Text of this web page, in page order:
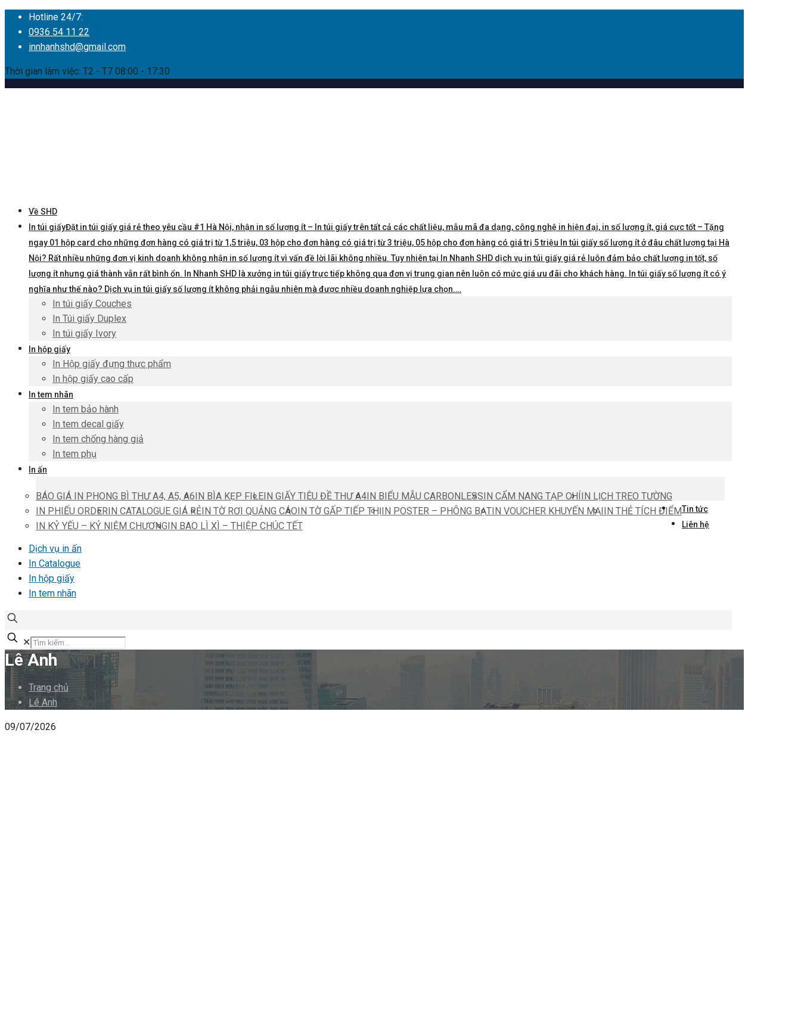
Hotline 24/7:
0936 54 11 22
innhanhshd@gmail.com
Thời gian làm việc: T2 - T7 08:00 - 17:30
Về SHD
In túi giấyĐặt in túi giấy giá rẻ theo yêu cầu #1 Hà Nội, nhận in số lượng ít – In túi giấy trên tất cả các chất liệu, mẫu mã đa dạng, công nghệ in hiện đại, in số lượng ít, giá cực tốt – Tặng
ngay 01 hộp card cho những đơn hàng có giá trị từ 1,5 triệu, 03 hộp cho đơn hàng có giá trị từ 3 triệu, 05 hộp cho đơn hàng có giá trị 5 triệu In túi giấy số lượng ít ở đâu chất lượng tại Hà
Nội? Rất nhiều những đơn vị kinh doanh không nhận in số lượng ít vì vấn đề lời lãi không nhiều. Tuy nhiên tại In Nhanh SHD dịch vụ in túi giấy giá rẻ luôn đảm bảo chất lượng in tốt, số
lượng ít nhưng giá thành vẫn rất bình ổn. In Nhanh SHD là xưởng in túi giấy trực tiếp không qua đơn vị trung gian nên luôn có mức giá ưu đãi cho khách hàng. In túi giấy số lượng ít có ý
nghĩa như thế nào? Dịch vụ in túi giấy số lượng ít không phải ngẫu nhiên mà được nhiều doanh nghiệp lựa chọn.…
In túi giấy Couches
In Túi giấy Duplex
In túi giấy Ivory
In hộp giấy
In Hộp giấy đựng thực phẩm
In hộp giấy cao cấp
In tem nhãn
In tem bảo hành
In tem decal giấy
In tem chống hàng giả
In tem phụ
In ấn
BÁO GIÁ IN PHONG BÌ THƯ A4, A5, A6IN BÌA KẸP FILEIN GIẤY TIÊU ĐỀ THƯ A4IN BIỂU MẪU CARBONLESSIN CẨM NANG TẠP CHÍIN LỊCH TREO TƯỜNG
IN PHIẾU ORDERIN CATALOGUE GIÁ RẺIN TỜ RƠI QUẢNG CÁOIN TỜ GẤP TIẾP THỊIN POSTER – PHÔNG BẠTIN VOUCHER KHUYẾN MẠIIN THẺ TÍCH ĐIỂM
IN KỶ YẾU – KỶ NIỆM CHƯƠNGIN BAO LÌ XÌ – THIỆP CHÚC TẾT
Tin tức
Liên hệ
Dịch vụ in ấn
In Catalogue
In hộp giấy
In tem nhãn
✕
Lê Anh
Trang chủ
Lê Anh
09/07/2026